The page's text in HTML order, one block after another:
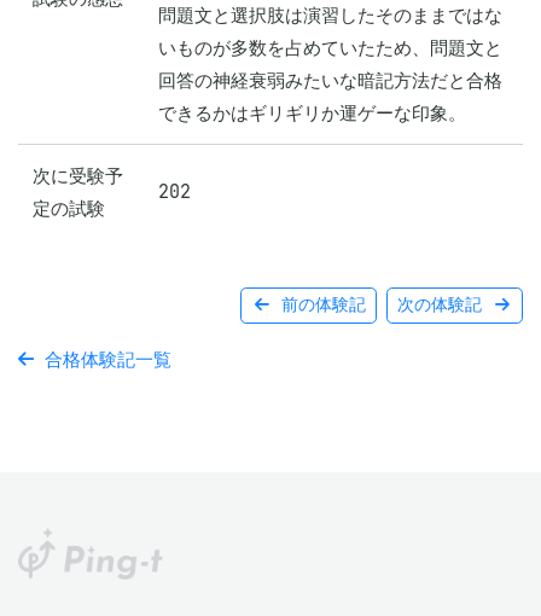
問題文と選択肢は演習したそのままではな
いものが多数を占めていたため、問題文と
回答の神経衰弱みたいな暗記方法だと合格
できるかはギリギリか運ゲーな印象。
次に受験予
定の試験
202
前の体験記 次の体験記
合格体験記一覧